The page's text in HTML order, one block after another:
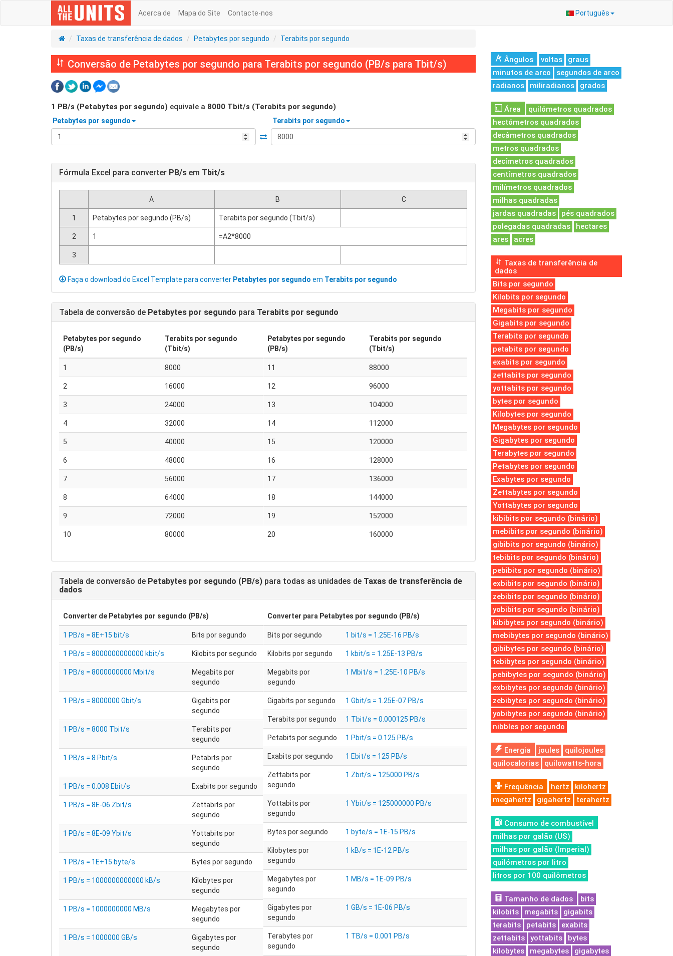
Português
Acerca de Mapa do Site Contacte-nos
Taxas de transferência de dados Petabytes por segundo Terabits por segundo
Conversão de Petabytes por segundo para Terabits por segundo (PB/s para Tbit/s)
1 PB/s (Petabytes por segundo) equivale a 8000 Tbit/s (Terabits por segundo)
Petabytes por segundo Terabits por segundo
Fórmula Excel para converter PB/s em Tbit/s
A B C
1 Petabytes por segundo (PB/s) Terabits por segundo (Tbit/s)
2 1 =A2*8000
3
Faça o download do Excel Template para converter Petabytes por segundo em Terabits por segundo
Tabela de conversão de Petabytes por segundo para Terabits por segundo
Petabytes por segundo
(PB/s)
Terabits por segundo
(Tbit/s)
1 8000
2 16000
3 24000
4 32000
5 40000
6 48000
7 56000
8 64000
9 72000
10 80000
Petabytes por segundo
(PB/s)
Terabits por segundo
(Tbit/s)
11 88000
12 96000
13 104000
14 112000
15 120000
16 128000
17 136000
18 144000
19 152000
20 160000
Tabela de conversão de Petabytes por segundo (PB/s) para todas as unidades de Taxas de transferência de
dados
Converter de Petabytes por segundo (PB/s)
1 PB/s = 8E+15 bit/s Bits por segundo
1 PB/s = 8000000000000 kbit/s Kilobits por segundo
1 PB/s = 8000000000 Mbit/s
Megabits por
segundo
1 PB/s = 8000000 Gbit/s
Gigabits por
segundo
1 PB/s = 8000 Tbit/s
Terabits por
segundo
1 PB/s = 8 Pbit/s
Petabits por
segundo
1 PB/s = 0.008 Ebit/s Exabits por segundo
1 PB/s = 8E-06 Zbit/s
Zettabits por
segundo
1 PB/s = 8E-09 Ybit/s
Yottabits por
segundo
1 PB/s = 1E+15 byte/s Bytes por segundo
1 PB/s = 1000000000000 kB/s
Kilobytes por
segundo
1 PB/s = 1000000000 MB/s
Megabytes por
segundo
1 PB/s = 1000000 GB/s
Gigabytes por
segundo
Converter para Petabytes por segundo (PB/s)
Bits por segundo 1 bit/s = 1.25E-16 PB/s
Kilobits por segundo 1 kbit/s = 1.25E-13 PB/s
Megabits por
segundo
1 Mbit/s = 1.25E-10 PB/s
Gigabits por segundo 1 Gbit/s = 1.25E-07 PB/s
Terabits por segundo 1 Tbit/s = 0.000125 PB/s
Petabits por segundo 1 Pbit/s = 0.125 PB/s
Exabits por segundo 1 Ebit/s = 125 PB/s
Zettabits por
segundo
1 Zbit/s = 125000 PB/s
Yottabits por
segundo
1 Ybit/s = 125000000 PB/s
Bytes por segundo 1 byte/s = 1E-15 PB/s
Kilobytes por
segundo
1 kB/s = 1E-12 PB/s
Megabytes por
segundo
1 MB/s = 1E-09 PB/s
Gigabytes por
segundo
1 GB/s = 1E-06 PB/s
Terabytes por
segundo
1 TB/s = 0.001 PB/s
Ângulos voltas
graus
minutos de arco
segundos de arco
radianos
miliradianos grados
Área
quilómetros quadrados
hectómetros quadrados
decâmetros quadrados
metros quadrados
decímetros quadrados
centímetros quadrados
milímetros quadrados
milhas quadradas
jardas quadradas
pés quadrados
polegadas quadradas
hectares
ares
acres
Taxas de transferência de
dados
Bits por segundo
Kilobits por segundo
Megabits por segundo
Gigabits por segundo
Terabits por segundo
petabits por segundo
exabits por segundo
zettabits por segundo
yottabits por segundo
bytes por segundo
Kilobytes por segundo
Megabytes por segundo
Gigabytes por segundo
Terabytes por segundo
Petabytes por segundo
Exabytes por segundo
Zettabytes por segundo
Yottabytes por segundo
kibibits por segundo (binário)
mebibits por segundo (binário)
gibibits por segundo (binário)
tebibits por segundo (binário)
pebibits por segundo (binário)
exbibits por segundo (binário)
zebibits por segundo (binário)
yobibits por segundo (binário)
kibibytes por segundo (binário)
mebibytes por segundo (binário)
gibibytes por segundo (binário)
tebibytes por segundo (binário)
pebibytes por segundo (binário)
exbibytes por segundo (binário)
zebibytes por segundo (binário)
yobibytes por segundo (binário)
nibbles por segundo
Energia joules
quilojoules
quilocalorias
quilowatts-hora
Frequência hertz
kilohertz
megahertz
gigahertz terahertz
Consumo de combustível
milhas por galão (US)
milhas por galão (Imperial)
quilómetros por litro
litros por 100 quilômetros
Tamanho de dados
bits
kilobits
megabits
gigabits
terabits
petabits
exabits
zettabits
yottabits
bytes
kilobytes
megabytes
gigabytes